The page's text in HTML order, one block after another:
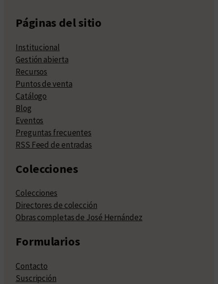
Páginas del sitio
Institucional
Gestión abierta
Recursos
Puntos de venta
Catálogo
Blog
Eventos
Preguntas frecuentes
RSS Feed de entradas
Colecciones
Colecciones
Directores de colección
Obras completas de José Hernández
Formularios
Contacto
Suscripción